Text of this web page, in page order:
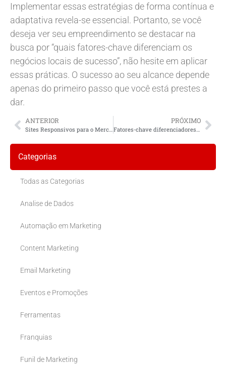
Implementar essas estratégias de forma contínua e
adaptativa revela-se essencial. Portanto, se você
deseja ver seu empreendimento se destacar na
busca por “quais fatores-chave diferenciam os
negócios locais de sucesso”, não hesite em aplicar
essas práticas. O sucesso ao seu alcance depende
apenas do primeiro passo que você está prestes a
dar.
ANTERIOR
Sites Responsivos para o Mercado Local
PRÓXIMO
Fatores-chave diferenciadores em negócios locais
Categorias
Todas as Categorias
Analise de Dados
Automação em Marketing
Content Marketing
Email Marketing
Eventos e Promoções
Ferramentas
Franquias
Funil de Marketing